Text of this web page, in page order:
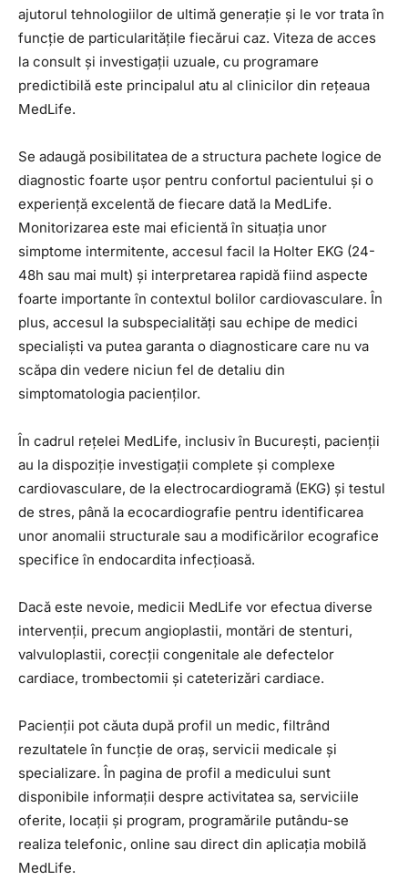
ajutorul tehnologiilor de ultimă generație și le vor trata în
funcție de particularitățile fiecărui caz. Viteza de acces
la consult și investigații uzuale, cu programare
predictibilă este principalul atu al clinicilor din rețeaua
MedLife.
Se adaugă posibilitatea de a structura pachete logice de
diagnostic foarte ușor pentru confortul pacientului și o
experiență excelentă de fiecare dată la MedLife.
Monitorizarea este mai eficientă în situația unor
simptome intermitente, accesul facil la Holter EKG (24-
48h sau mai mult) și interpretarea rapidă fiind aspecte
foarte importante în contextul bolilor cardiovasculare. În
plus, accesul la subspecialități sau echipe de medici
specialiști va putea garanta o diagnosticare care nu va
scăpa din vedere niciun fel de detaliu din
simptomatologia pacienților.
În cadrul rețelei MedLife, inclusiv în București, pacienții
au la dispoziție investigații complete și complexe
cardiovasculare, de la electrocardiogramă (EKG) și testul
de stres, până la ecocardiografie pentru identificarea
unor anomalii structurale sau a modificărilor ecografice
specifice în endocardita infecțioasă.
Dacă este nevoie, medicii MedLife vor efectua diverse
intervenții, precum angioplastii, montări de stenturi,
valvuloplastii, corecții congenitale ale defectelor
cardiace, trombectomii și cateterizări cardiace.
Pacienții pot căuta după profil un medic, filtrând
rezultatele în funcție de oraș, servicii medicale și
specializare. În pagina de profil a medicului sunt
disponibile informații despre activitatea sa, serviciile
oferite, locații și program, programările putându-se
realiza telefonic, online sau direct din aplicația mobilă
MedLife.